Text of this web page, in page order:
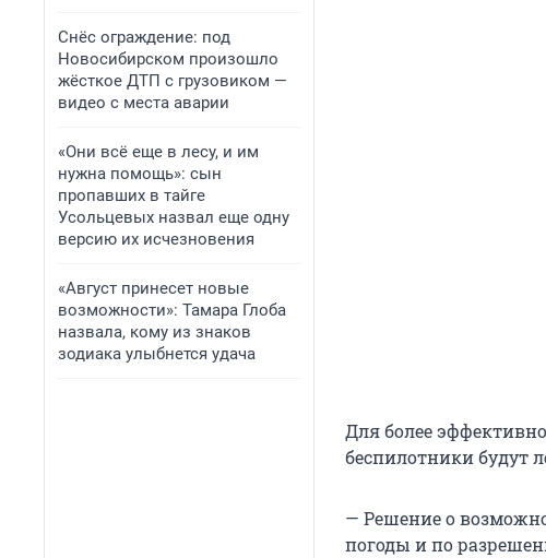
Снёс ограждение: под
Новосибирском произошло
жёсткое ДТП с грузовиком —
видео с места аварии
«Они всё еще в лесу, и им
нужна помощь»: сын
пропавших в тайге
Усольцевых назвал еще одну
версию их исчезновения
«Август принесет новые
возможности»: Тамара Глоба
назвала, кому из знаков
зодиака улыбнется удача
Для более
беспилотники будут
— Решение о
погоды и по